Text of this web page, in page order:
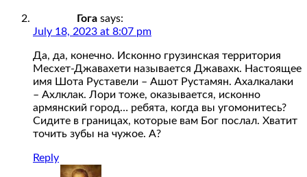
Гога says:
July 18, 2023 at 8:07 pm
Да, да, конечно. Исконно грузинская территория
Месхет-Джавахети называется Джавахк. Настоящее
имя Шота Руставели – Ашот Рустамян. Ахалкалаки
– Ахлклак. Лори тоже, оказывается, исконно
армянский город… ребята, когда вы угомонитесь?
Сидите в границах, которые вам Бог послал. Хватит
точить зубы на чужое. А?
Reply